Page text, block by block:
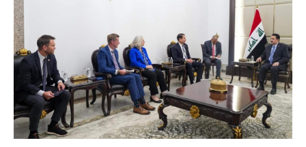
قطع الاراضي
اخبار العراق
الاخبار السياسية
الاخبار الامنية